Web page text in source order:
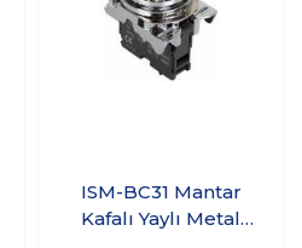
ISM-BC31 Mantar
Kafalı Yaylı Metal